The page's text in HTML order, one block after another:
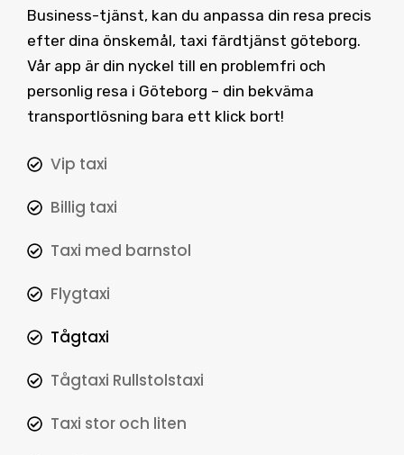
Business-tjänst, kan du anpassa din resa precis
efter dina önskemål, taxi färdtjänst göteborg.
Vår app är din nyckel till en problemfri och
personlig resa i Göteborg – din bekväma
transportlösning bara ett klick bort!
Vip taxi
Billig taxi
Taxi med barnstol
Flygtaxi
Tågtaxi
Tågtaxi Rullstolstaxi
Taxi stor och liten